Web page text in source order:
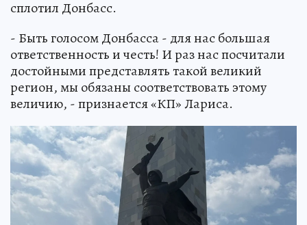
сплотил Донбасс.
- Быть голосом Донбасса - для нас большая
ответственность и честь! И раз нас посчитали
достойными представлять такой великий
регион, мы обязаны соответствовать этому
величию, - признается «КП» Лариса.